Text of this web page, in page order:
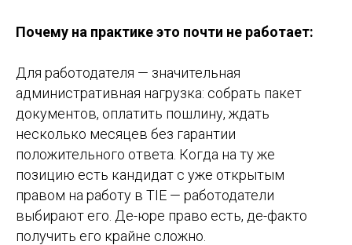
Почему на практике это почти не работает:
Для работодателя — значительная
административная нагрузка: собрать пакет
документов, оплатить пошлину, ждать
несколько месяцев без гарантии
положительного ответа. Когда на ту же
позицию есть кандидат с уже открытым
правом на работу в TIE — работодатели
выбирают его. Де-юре право есть, де-факто
получить его крайне сложно.